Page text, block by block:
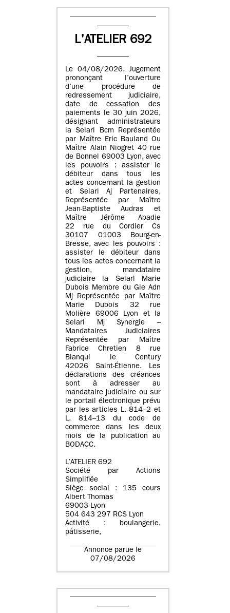
L'ATELIER 692
Le 04/08/2026. Jugement
prononçant l’ouverture
d’une procédure de
redressement judiciaire,
date de cessation des
paiements le 30 juin 2026,
désignant administrateurs
la Selarl Bcm Représentée
par Maître Eric Bauland Ou
Maître Alain Niogret 40 rue
de Bonnel 69003 Lyon, avec
les pouvoirs : assister le
débiteur dans tous les
actes concernant la gestion
et Selarl Aj Partenaires,
Représentée par Maître
Jean-Baptiste Audras et
Maître Jérôme Abadie
22 rue du Cordier Cs
30107 01003 Bourg-en-
Bresse, avec les pouvoirs :
assister le débiteur dans
tous les actes concernant la
gestion, mandataire
judiciaire la Selarl Marie
Dubois Membre du Gie Adn
Mj Représentée par Maître
Marie Dubois 32 rue
Molière 69006 Lyon et la
Selarl Mj Synergie –
Mandataires Judiciaires
Représentée par Maître
Fabrice Chretien 8 rue
Blanqui le Century
42026 Saint-Étienne. Les
déclarations des créances
sont à adresser au
mandataire judiciaire ou sur
le portail électronique prévu
par les articles L. 814–2 et
L. 814–13 du code de
commerce dans les deux
mois de la publication au
BODACC.
L’ATELIER 692
Société par Actions
Simplifiée
Siège social : 135 cours
Albert Thomas
69003 Lyon
504 643 297 RCS Lyon
Activité : boulangerie,
pâtisserie,
Annonce parue le
07/08/2026